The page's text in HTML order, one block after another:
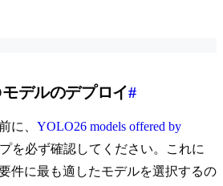
デルのデプロイ#
に、 YOLO26 models offered by
を必ず確認してください。これに
件に最も適したモデルを選択するの